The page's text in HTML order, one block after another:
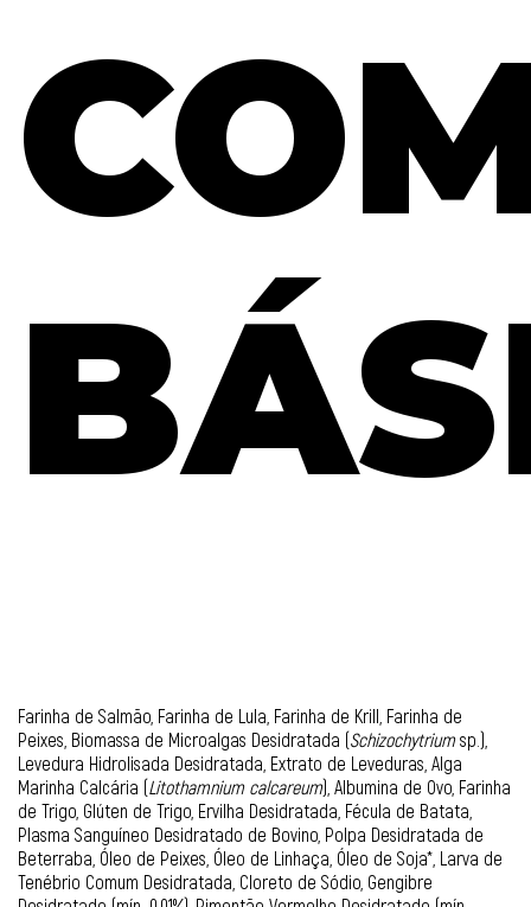
Farinha de Salmão, Farinha de Lula, Farinha de Krill, Farinha de
Peixes, Biomassa de Microalgas Desidratada (Schizochytriumsp.),
Levedura Hidrolisada Desidratada, Extrato de Leveduras, Alga
Marinha Calcária (Litothamnium calcareum), Albumina de Ovo, Farinha
de Trigo, Glúten de Trigo, Ervilha Desidratada, Fécula de Batata,
Plasma Sanguíneo Desidratado de Bovino, Polpa Desidratada de
Beterraba, Óleo de Peixes, Óleo de Linhaça, Óleo de Soja*, Larva de
Tenébrio Comum Desidratada, Cloreto de Sódio, Gengibre